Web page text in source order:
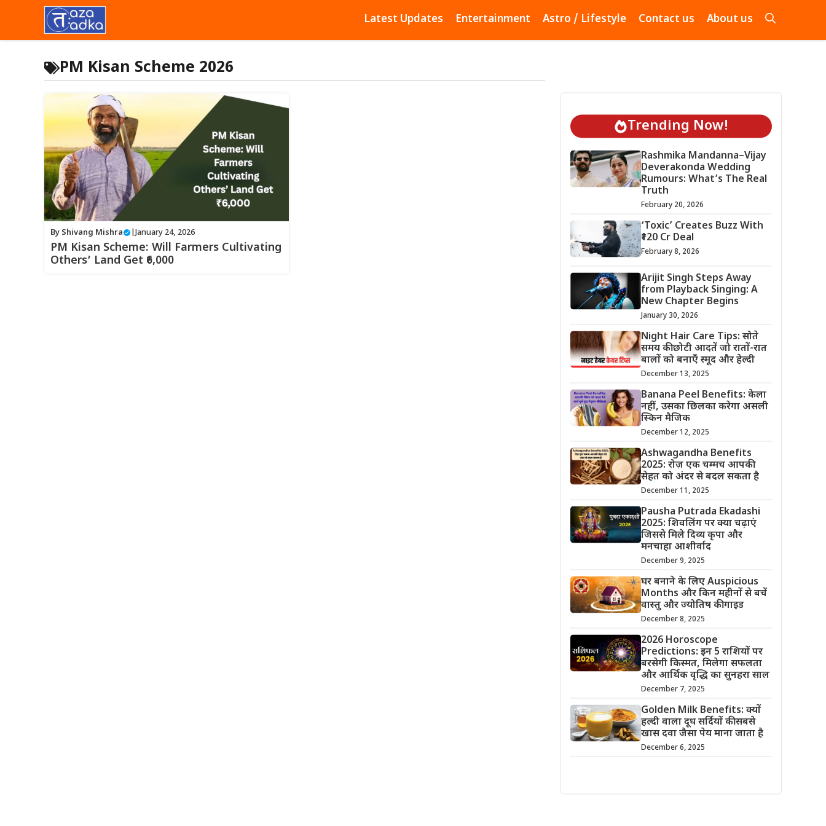
content
Latest Updates Entertainment Astro / Lifestyle Contact us About us
PM Kisan Scheme 2026
By Shivang Mishra January 24, 2026
PM Kisan Scheme: Will Farmers Cultivating
Others’ Land Get ₹6,000
Trending Now!
Rashmika Mandanna–Vijay
Deverakonda Wedding
Rumours: What’s The Real
Truth
February 20, 2026
‘Toxic’ Creates Buzz With
₹120 Cr Deal
February 8, 2026
Arijit Singh Steps Away
from Playback Singing: A
New Chapter Begins
January 30, 2026
Night Hair Care Tips: सोते
समय की छोटी आदतें जो रातों-रात
बालों को बनाएँ स्मूद और हेल्दी
December 13, 2025
Banana Peel Benefits: केला
नहीं, उसका छिलका करेगा असली
स्किन मैजिक
December 12, 2025
Ashwagandha Benefits
2025: रोज़ एक चम्मच आपकी
सेहत को अंदर से बदल सकता है
December 11, 2025
Pausha Putrada Ekadashi
2025: शिवलिंग पर क्या चढ़ाएं
जिससे मिले दिव्य कृपा और
मनचाहा आशीर्वाद
December 9, 2025
घर बनाने के लिए Auspicious
Months और किन महीनों से बचें
वास्तु और ज्योतिष की गाइड
December 8, 2025
2026 Horoscope
Predictions: इन 5 राशियों पर
बरसेगी किस्मत, मिलेगा सफलता
और आर्थिक वृद्धि का सुनहरा साल
December 7, 2025
Golden Milk Benefits: क्यों
हल्दी वाला दूध सर्दियों की सबसे
खास दवा जैसा पेय माना जाता है
December 6, 2025